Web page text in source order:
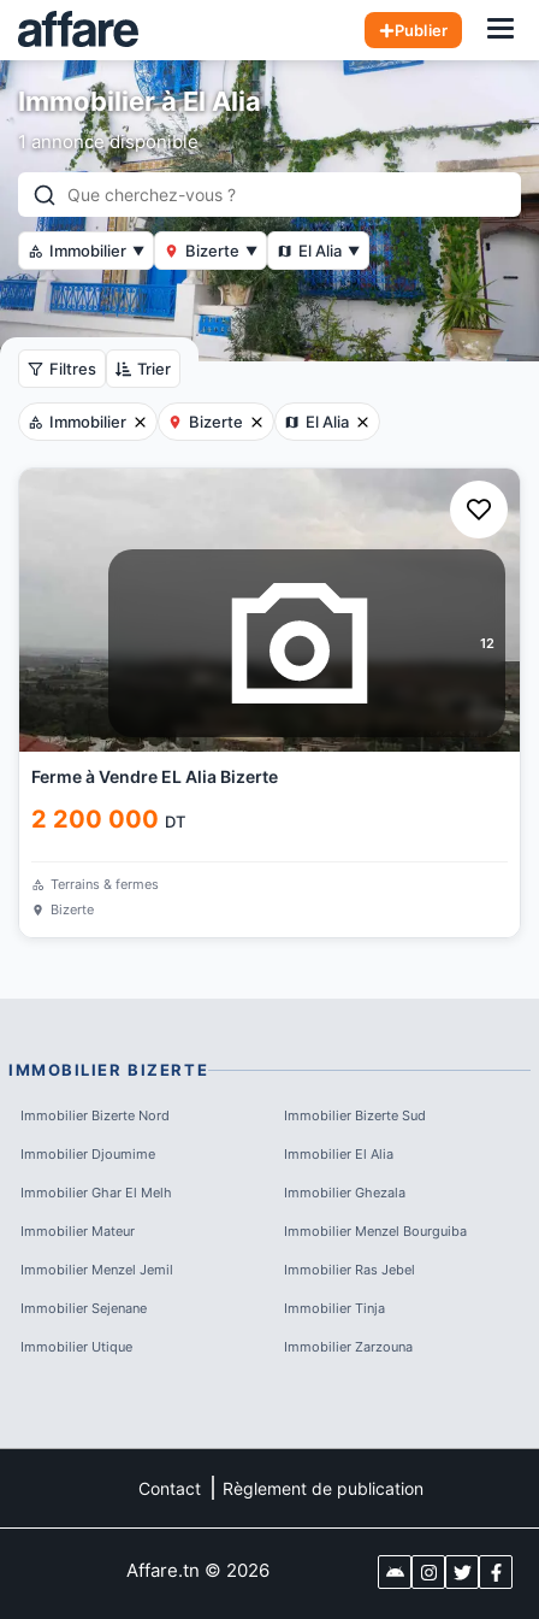
Publier
Immobilier à El Alia
1 annonce disponible
Immobilier ▼ Bizerte ▼ El Alia ▼
Filtres Trier
Immobilier Bizerte El Alia
12
Ferme à Vendre EL Alia Bizerte
2 200 000 DT
Terrains & fermes
Bizerte
IMMOBILIER BIZERTE
Immobilier Bizerte Nord Immobilier Bizerte Sud
Immobilier Djoumime Immobilier El Alia
Immobilier Ghar El Melh Immobilier Ghezala
Immobilier Mateur Immobilier Menzel Bourguiba
Immobilier Menzel Jemil Immobilier Ras Jebel
Immobilier Sejenane Immobilier Tinja
Immobilier Utique Immobilier Zarzouna
Contact Règlement de publication
Affare.tn © 2026